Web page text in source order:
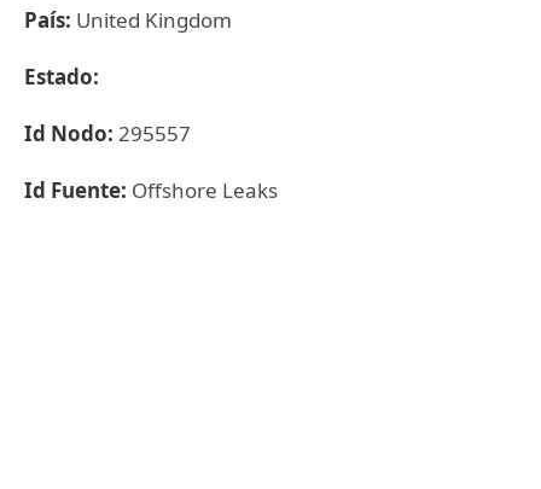
País: United Kingdom
Estado:
Id Nodo: 295557
Id Fuente: Offshore Leaks